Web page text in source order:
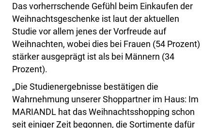
Das vorherrschende Gefühl beim Einkaufen der
Weihnachtsgeschenke ist laut der aktuellen
Studie vor allem jenes der Vorfreude auf
Weihnachten, wobei dies bei Frauen (54 Prozent)
stärker ausgeprägt ist als bei Männern (34
Prozent).
„Die Studienergebnisse bestätigen die
Wahrnehmung unserer Shoppartner im Haus: Im
MARIANDL hat das Weihnachtsshopping schon
seit einiger Zeit begonnen, die Sortimente dafür